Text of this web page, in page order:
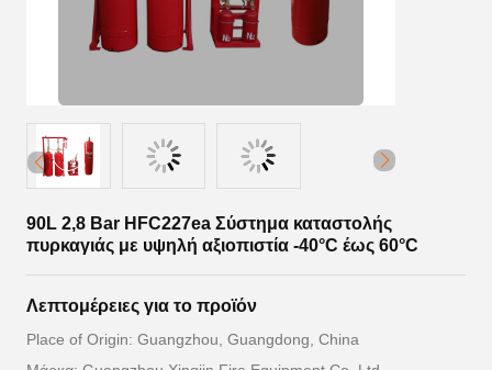
90L 2,8 Bar HFC227ea Σύστημα καταστολής
πυρκαγιάς με υψηλή αξιοπιστία -40°C έως 60°C
Λεπτομέρειες για το προϊόν
Place of Origin: Guangzhou, Guangdong, China